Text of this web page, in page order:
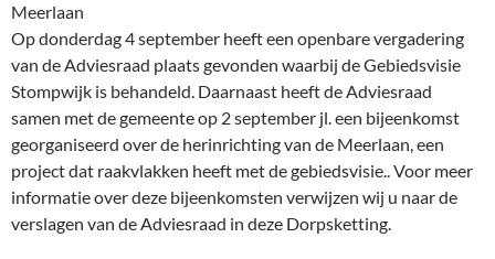
Meerlaan
Op donderdag 4 september heeft een openbare vergadering
van de Adviesraad plaats gevonden waarbij de Gebiedsvisie
Stompwijk is behandeld. Daarnaast heeft de Adviesraad
samen met de gemeente op 2 september jl. een bijeenkomst
georganiseerd over de herinrichting van de Meerlaan, een
project dat raakvlakken heeft met de gebiedsvisie.. Voor meer
informatie over deze bijeenkomsten verwijzen wij u naar de
verslagen van de Adviesraad in deze Dorpsketting.